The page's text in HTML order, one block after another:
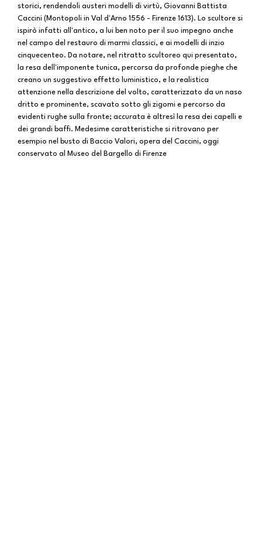
storici, rendendoli austeri modelli di virtù, Giovanni Battista
Caccini (Montopoli in Val d'Arno 1556 - Firenze 1613). Lo scultore si
ispirò infatti all'antico, a lui ben noto per il suo impegno anche
nel campo del restauro di marmi classici, e ai modelli di inzio
cinquecenteo. Da notare, nel ritratto scultoreo qui presentato,
la resa dell'imponente tunica, percorsa da profonde pieghe che
creano un suggestivo effetto luministico, e la realistica
attenzione nella descrizione del volto, caratterizzato da un naso
dritto e prominente, scavato sotto gli zigomi e percorso da
evidenti rughe sulla fronte; accurata è altresì la resa dei capelli e
dei grandi baffi. Medesime caratteristiche si ritrovano per
esempio nel busto di Baccio Valori, opera del Caccini, oggi
conservato al Museo del Bargello di Firenze